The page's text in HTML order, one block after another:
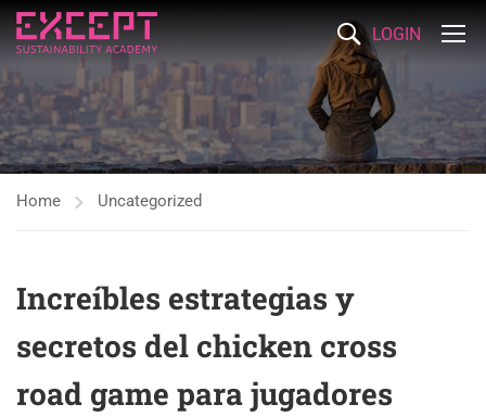
LOGIN
Home Uncategorized
Increíbles estrategias y
secretos del chicken cross
road game para jugadores